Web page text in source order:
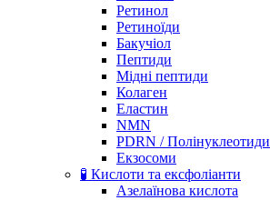
Ретинол
Ретиноїди
Бакучіол
Пептиди
Мідні пептиди
Колаген
Еластин
NMN
PDRN / Полінуклеотиди
Екзосоми
🧪 Кислоти та ексфоліанти
Азелаїнова кислота